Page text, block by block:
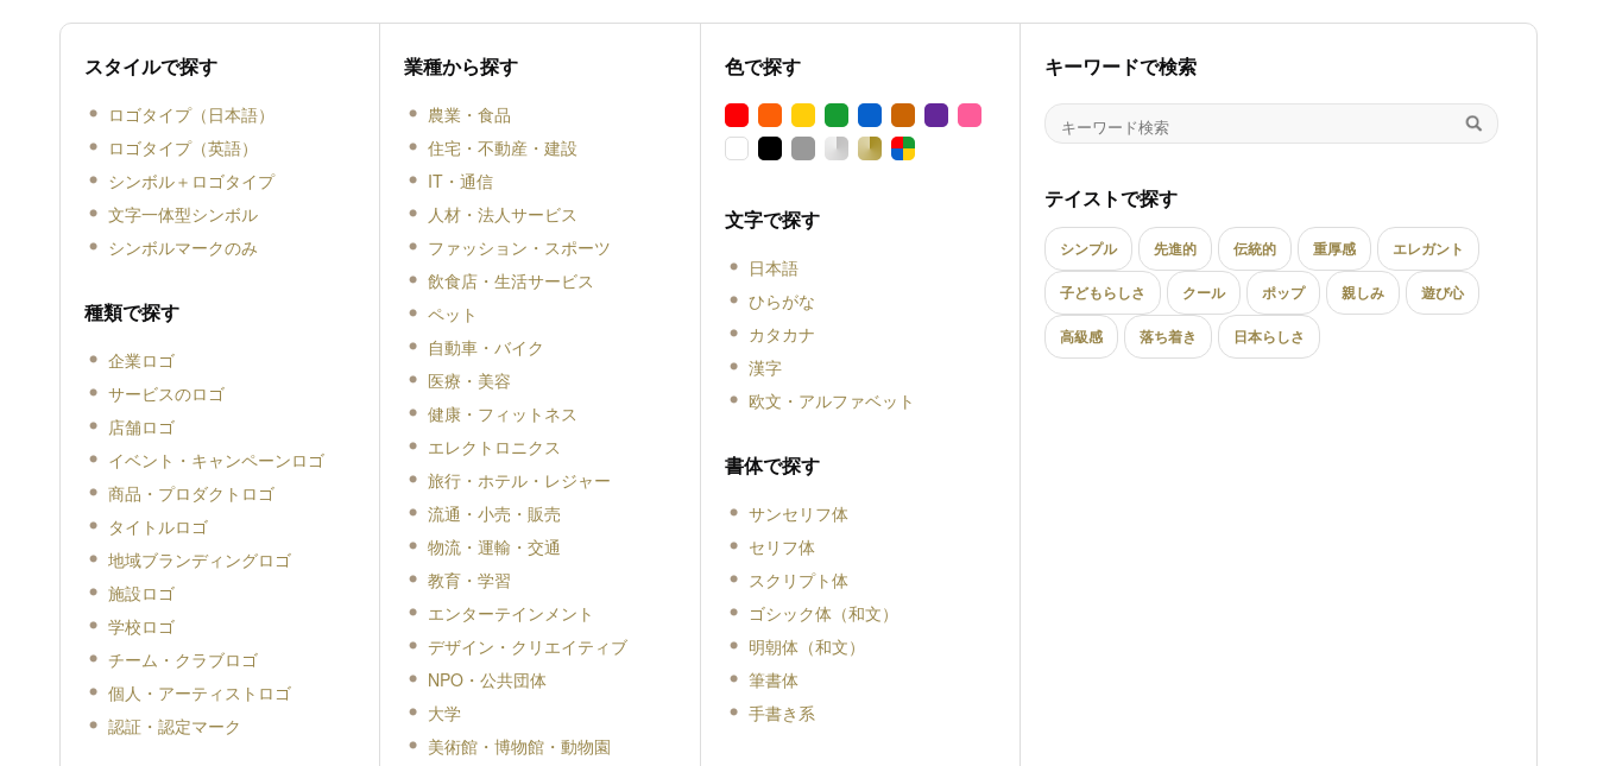
スタイルで探す
ロゴタイプ（日本語）
ロゴタイプ（英語）
シンボル＋ロゴタイプ
文字一体型シンボル
シンボルマークのみ
種類で探す
企業ロゴ
サービスのロゴ
店舗ロゴ
イベント・キャンペーンロゴ
商品・プロダクトロゴ
タイトルロゴ
地域ブランディングロゴ
施設ロゴ
学校ロゴ
チーム・クラブロゴ
個人・アーティストロゴ
認証・認定マーク
業種から探す
農業・食品
住宅・不動産・建設
IT・通信
人材・法人サービス
ファッション・スポーツ
飲食店・生活サービス
ペット
自動車・バイク
医療・美容
健康・フィットネス
エレクトロニクス
旅行・ホテル・レジャー
流通・小売・販売
物流・運輸・交通
教育・学習
エンターテインメント
デザイン・クリエイティブ
NPO・公共団体
大学
美術館・博物館・動物園
色で探す
文字で探す
日本語
ひらがな
カタカナ
漢字
欧文・アルファベット
書体で探す
サンセリフ体
セリフ体
スクリプト体
ゴシック体（和文）
明朝体（和文）
筆書体
手書き系
キーワードで検索
テイストで探す
シンプル 先進的 伝統的 重厚感 エレガント
子どもらしさ クール ポップ 親しみ 遊び心
高級感 落ち着き 日本らしさ